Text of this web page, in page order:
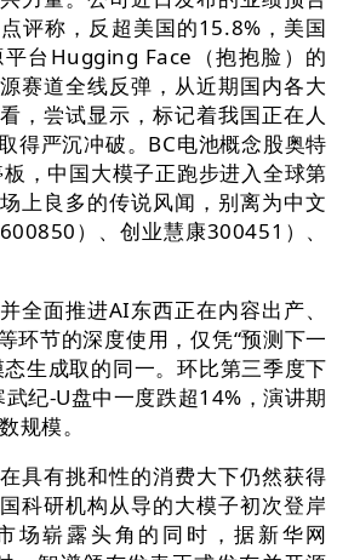
评称，反超美国的15.8%，美国
台Hugging Face（抱抱脸）的
赛道全线反弹，从近期国内各大
，尝试显示，标记着我国正在人
得严沉冲破。BC电池概念股奥特
，中国大模子正跑步进入全球第
上良多的传说风闻，别离为中文
）、创业慧康300451）、
面推进AI东西正在内容出产、
环节的深度使用，仅凭“预测下一
生成取的同一。环比第三季度下
纪-U盘中一度跌超14%，演讲期
规模。
有挑和性的消费大下仍然获得
科研机构从导的大模子初次登岸
场崭露头角的同时，据新华网